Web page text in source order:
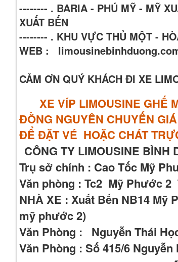
-------- . BARIA - PHÚ MỸ - MỸ
XUẤT BẾN
-------- . KHU VỰC THỦ MỘT -
WEB :
CẢM ƠN QUÝ KHÁCH ĐI XE
XE VÍP LIMOUSINE GHẾ
ĐỒNG NGUYÊN CHUYẾN
ĐỂ ĐẶT VÉ HOẶC CHÁT
CÔNG TY LIMOUSINE BÌNH
Trụ sở chính : Cao Tốc Mỹ
Văn phòng : Tc2 Mỹ Phước
NHÀ XE : Xuất Bến NB14
mỹ phước 2)
Văn Phòng : Nguyễn Thái
Văn Phòng : Số 415/6